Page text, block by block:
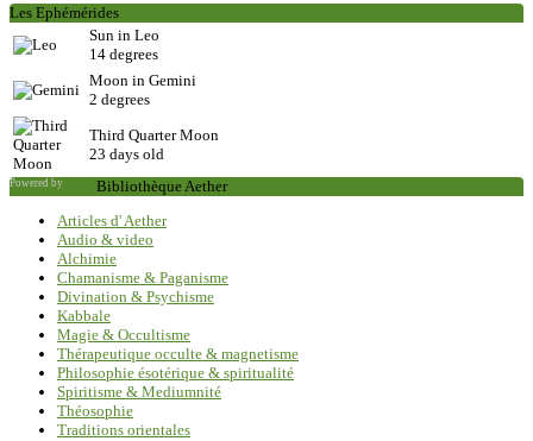
Les Ephémérides
Sun in Leo
14 degrees
Moon in Gemini
2 degrees
Third Quarter Moon
23 days old
Powered by
Bibliothèque Aether
Articles d' Aether
Audio & video
Alchimie
Chamanisme & Paganisme
Divination & Psychisme
Kabbale
Magie & Occultisme
Thérapeutique occulte & magnetisme
Philosophie ésotérique & spiritualité
Spiritisme & Mediumnité
Théosophie
Traditions orientales